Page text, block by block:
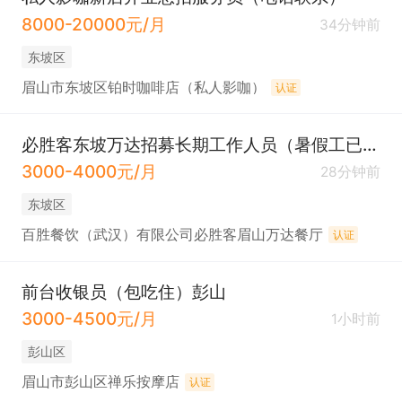
8000-20000元/月
34分钟前
东坡区
眉山市东坡区铂时咖啡店（私人影咖） 认证
必胜客东坡万达招募长期工作人员（暑假工已满）
3000-4000元/月
28分钟前
东坡区
百胜餐饮（武汉）有限公司必胜客眉山万达餐厅 认证
前台收银员（包吃住）彭山
3000-4500元/月
1小时前
彭山区
眉山市彭山区禅乐按摩店 认证